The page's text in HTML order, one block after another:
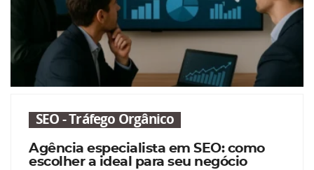
SEO - Tráfego Orgânico
Agência especialista em SEO: como
escolher a ideal para seu negócio